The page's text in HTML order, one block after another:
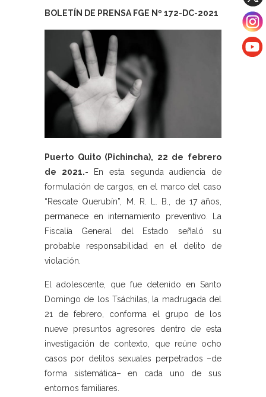
BOLETÍN DE PRENSA FGE Nº 172-DC-2021
Puerto Quito (Pichincha), 22 de febrero
de 2021.- En esta segunda audiencia de
formulación de cargos, en el marco del caso
“Rescate Querubín”, M. R. L. B., de 17 años,
permanece en internamiento preventivo. La
Fiscalía General del Estado señaló su
probable responsabilidad en el delito de
violación.
El adolescente, que fue detenido en Santo
Domingo de los Tsáchilas, la madrugada del
21 de febrero, conforma el grupo de los
nueve presuntos agresores dentro de esta
investigación de contexto, que reúne ocho
casos por delitos sexuales perpetrados –de
forma sistemática– en cada uno de sus
entornos familiares.